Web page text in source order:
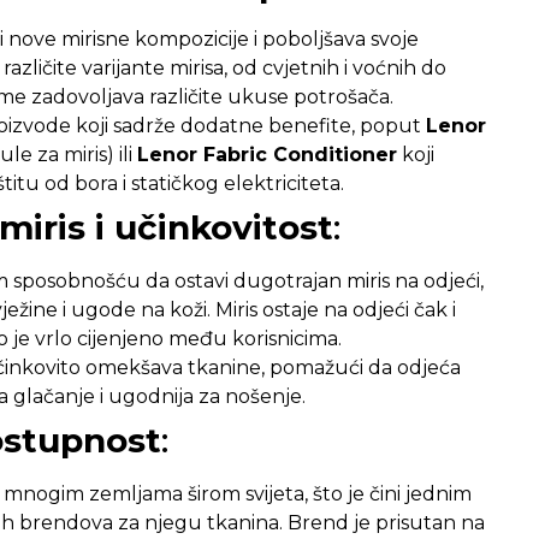
mirisne kompozicije i poboljšava svoje
varijante mirisa, od cvjetnih i voćnih do
zadovoljava različite ukuse potrošača.
koji sadrže dodatne benefite, poput Lenor
za miris) ili Lenor Fabric Conditioner koji
od bora i statičkog elektriciteta.
i učinkovitost:
sposobnošću da ostavi dugotrajan miris na odjeći,
i ugode na koži. Miris ostaje na odjeći čak i
je vrlo cijenjeno među korisnicima.
omekšava tkanine, pomažući da odjeća
glačanje i ugodnija za nošenje.
:
zemljama širom svijeta, što je čini jednim
brendova za njegu tkanina. Brend je prisutan na